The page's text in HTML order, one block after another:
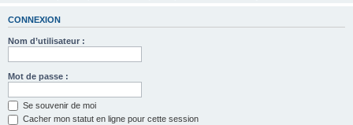
CONNEXION
Nom d’utilisateur :
Mot de passe :
Se souvenir de moi
Cacher mon statut en ligne pour cette session